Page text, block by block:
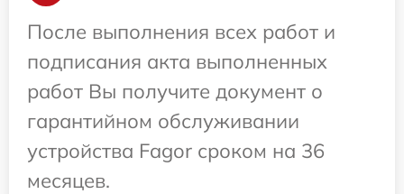
После выполнения всех работ и
подписания акта выполненных
работ Вы получите документ о
гарантийном обслуживании
устройства Fagor сроком на 36
месяцев.